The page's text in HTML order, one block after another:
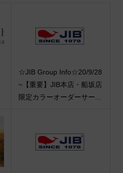
☆JIB Group Info☆20/9/28
~【重要】JIB本店・船坂店
限定カラーオーダーサー...